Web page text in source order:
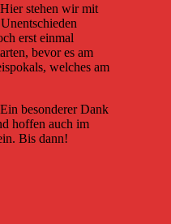
stehen wir mit
erst einmal
bevor es am
welches am
besonderer Dank
hoffen auch im
Bis dann!